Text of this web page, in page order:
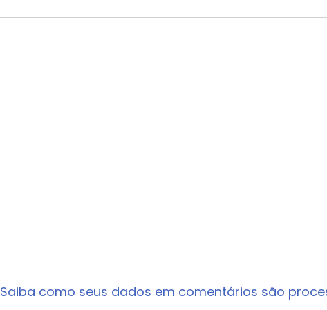
Saiba como seus dados em comentários são